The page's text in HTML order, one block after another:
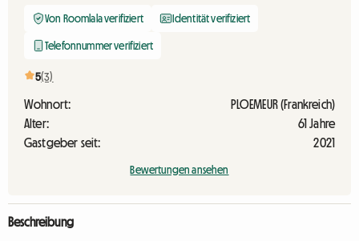
Von Roomlala verifiziert Identität verifiziert
Telefonnummer verifiziert
5(3)
Wohnort:
PLOEMEUR (Frankreich)
Alter:
61 Jahre
Gastgeber seit:
2021
Bewertungen ansehen
Beschreibung